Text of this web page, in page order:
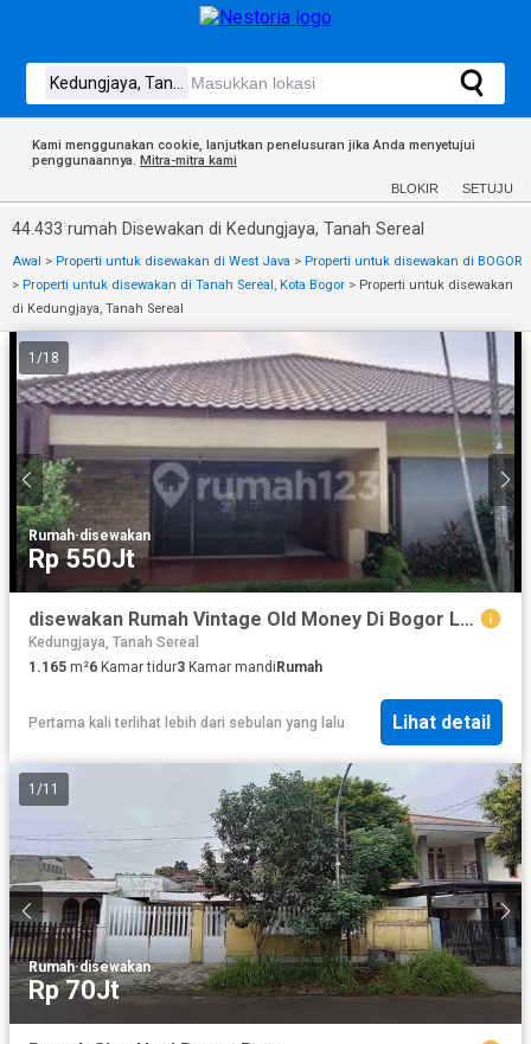
Kami menggunakan cookie, lanjutkan penelusuran jika Anda menyetujui
penggunaannya. Mitra-mitra kami
BLOKIR SETUJU
44.433 rumah Disewakan di Kedungjaya, Tanah Sereal
Awal > Properti untuk disewakan di West Java > Properti untuk disewakan di BOGOR
> Properti untuk disewakan di Tanah Sereal, Kota Bogor > Properti untuk disewakan
di Kedungjaya, Tanah Sereal
1 /18
Rumah·disewakan
Rp 550Jt
disewakan Rumah Vintage Old Money Di Bogor Luas
Kedungjaya, Tanah Sereal
1.165 m²6 Kamar tidur3 Kamar mandiRumah
Pertama kali terlihat lebih dari sebulan yang lalu Lihat detail
1 /11
Rumah·disewakan
Rp 70Jt